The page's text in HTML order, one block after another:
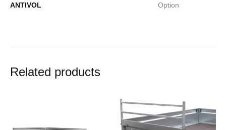
ANTIVOL Option
Related products